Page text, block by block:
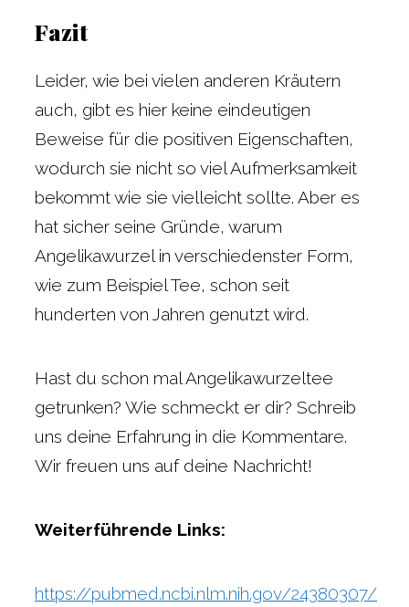
Fazit
Leider, wie bei vielen anderen Kräutern
auch, gibt es hier keine eindeutigen
Beweise für die positiven Eigenschaften,
wodurch sie nicht so viel Aufmerksamkeit
bekommt wie sie vielleicht sollte. Aber es
hat sicher seine Gründe, warum
Angelikawurzel in verschiedenster Form,
wie zum Beispiel Tee, schon seit
hunderten von Jahren genutzt wird.
Hast du schon mal Angelikawurzeltee
getrunken? Wie schmeckt er dir? Schreib
uns deine Erfahrung in die Kommentare.
Wir freuen uns auf deine Nachricht!
Weiterführende Links:
https://pubmed.ncbi.nlm.nih.gov/24380307/